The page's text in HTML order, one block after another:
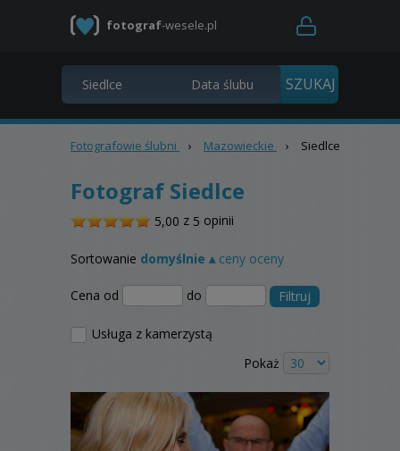
fotograf-wesele.pl
Fotografowie ślubni › Mazowieckie › Siedlce
Fotograf Siedlce
5,00 /z 5 opinii
Sortowanie domyślnie ▴ ceny oceny
Cena od do Filtruj
Usługa z kamerzystą
Pokaż